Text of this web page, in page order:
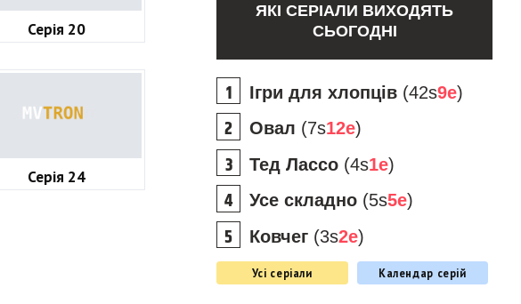
Серія 20
Серія 24
ЯКІ СЕРІАЛИ ВИХОДЯТЬ
СЬОГОДНІ
Ігри для хлопців (42s9e)
Овал (7s12e)
Тед Лассо (4s1e)
Усе складно (5s5e)
Ковчег (3s2e)
Усі серіали Календар серій